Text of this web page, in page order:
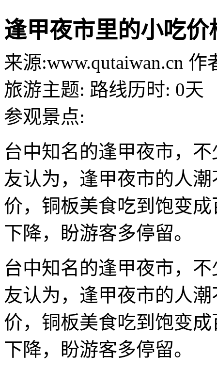
逢甲夜市里的小吃
来源:www.qutaiwan.cn 作
旅游主题: 路线历时: 0天
参观景点:
台中知名的逢甲夜市，
友认为，逢甲夜市的人
价，铜板美食吃到饱变
下降，盼游客多停留。
台中知名的逢甲夜市，
友认为，逢甲夜市的人
价，铜板美食吃到饱变
下降，盼游客多停留。